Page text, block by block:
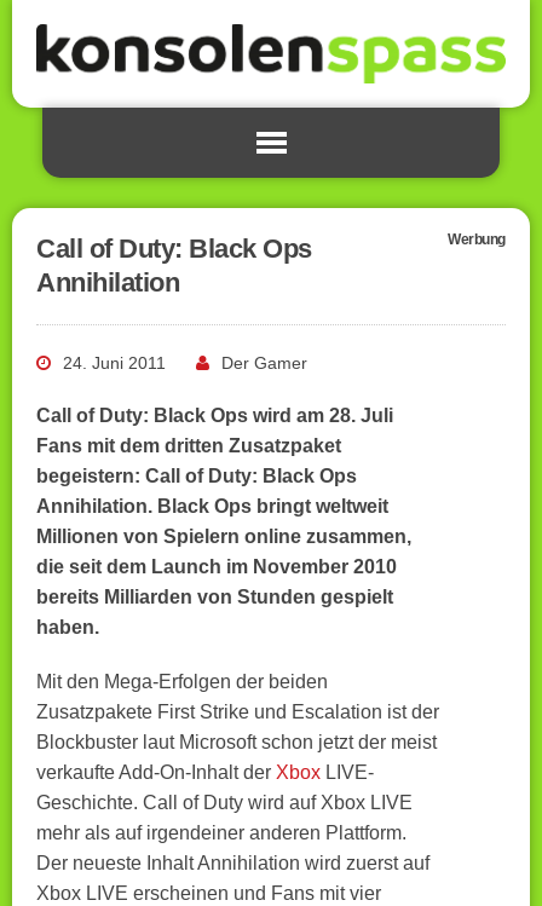
Call of Duty: Black Ops
Annihilation
Werbung
24. Juni 2011 Der Gamer
Call of Duty: Black Ops wird am 28. Juli
Fans mit dem dritten Zusatzpaket
begeistern: Call of Duty: Black Ops
Annihilation. Black Ops bringt weltweit
Millionen von Spielern online zusammen,
die seit dem Launch im November 2010
bereits Milliarden von Stunden gespielt
haben.
Mit den Mega-Erfolgen der beiden
Zusatzpakete First Strike und Escalation ist der
Blockbuster laut Microsoft schon jetzt der meist
verkaufte Add-On-Inhalt der Xbox LIVE-
Geschichte. Call of Duty wird auf Xbox LIVE
mehr als auf irgendeiner anderen Plattform.
Der neueste Inhalt Annihilation wird zuerst auf
Xbox LIVE erscheinen und Fans mit vier